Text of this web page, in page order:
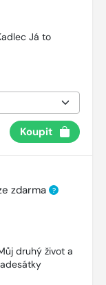
Já to
Koupit
zdarma ?
druhý život a